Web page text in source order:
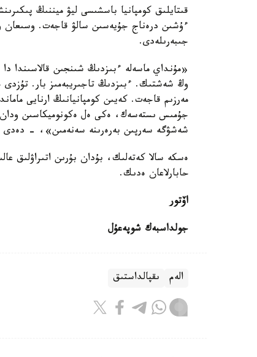
قىتايلىق كومپانيا باسشىسى ليۋ ميننىڭ
ءۇشىن درەناج جۇيەسىن سالۋ قاجەت. وسىعان
جىبەرىلەدى.
«مۇنداي ماسەلە ءبىزدىڭ شىنجىن قالاسىندا
وڭ شەشتىك. ءبىزدىڭ تاجىريبەمىز بار.
مەرزىم قاجەت. كەيىن كومپانيانىڭ ارنايى
جۇمىس ىستەسەك، ەكى ەل ەكونوميكاسىن ودان
شەشۋگە سەرپىن بەرەرىنە سەنەمىن»، - دەدى
ەسكە سالا كەتەلىك، بۇدان بۇرىن اتىراۋلىق
حابارلاعان ەدىك.
اۆتور
جولداسبەك شوپەعۇل
الەم ىقپالداستىق